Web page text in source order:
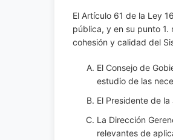
El Artículo 61 de la Ley
pública, y en su punto
cohesión y calidad del
El Consejo de
estudio de las
El Presidente de
La Dirección
relevantes de